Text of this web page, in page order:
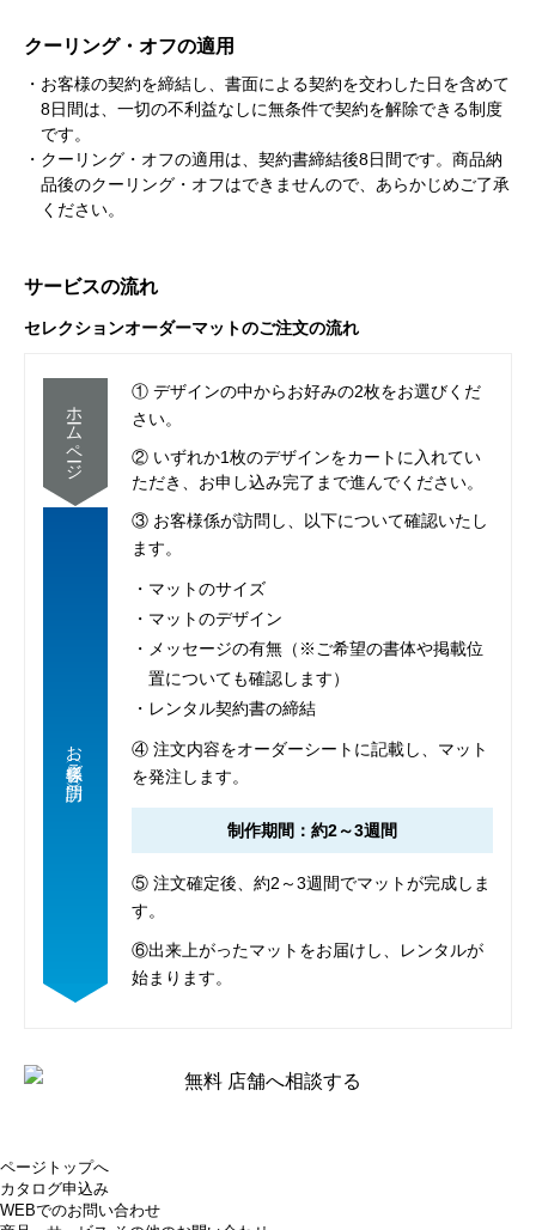
クーリング・オフの適用
・お客様の契約を締結し、書面による契約を交わした日を含めて
8日間は、一切の不利益なしに無条件で契約を解除できる制度
です。
・クーリング・オフの適用は、契約書締結後8日間です。商品納
品後のクーリング・オフはできませんので、あらかじめご了承
ください。
サービスの流れ
セレクションオーダーマットのご注文の流れ
ホームページ
① デザインの中からお好みの2枚をお選びくだ
さい。
② いずれか1枚のデザインをカートに入れてい
ただき、お申し込み完了まで進んでください。
お客様係
（ご訪問）
③ お客様係が訪問し、以下について確認いたし
ます。
・マットのサイズ
・マットのデザイン
・メッセージの有無（※ご希望の書体や掲載位
置についても確認します）
・レンタル契約書の締結
④ 注文内容をオーダーシートに記載し、マット
を発注します。
制作期間：約2～3週間
⑤ 注文確定後、約2～3週間でマットが完成しま
す。
⑥出来上がったマットをお届けし、レンタルが
始まります。
ページトップへ
カタログ申込み
WEBでのお問い合わせ